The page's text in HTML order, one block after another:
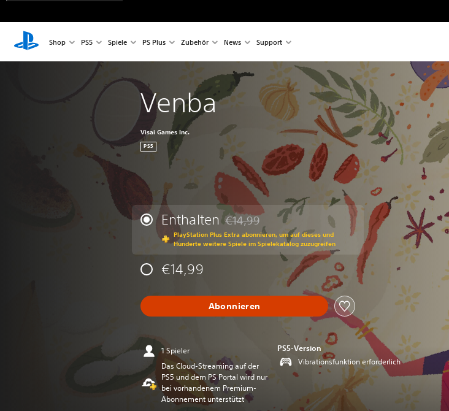
Shop PS5 Spiele PS Plus Zubehör News Support
Venba
Visai Games Inc.
PS5
Enthalten Preisnachlass gegenüber dem Originalpreis von €14,99
€14,99
PlayStation Plus Extra abonnieren, um auf dieses und
Hunderte weitere Spiele im Spielekatalog zuzugreifen
€14,99
Abonnieren
1 Spieler
Das Cloud-Streaming auf der
PS5 und dem PS Portal wird nur
bei vorhandenem Premium-
Abonnement unterstützt
PS5-Version
Vibrationsfunktion erforderlich